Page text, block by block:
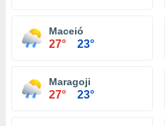
Maceió
27° 23°
Maragoji
27° 23°